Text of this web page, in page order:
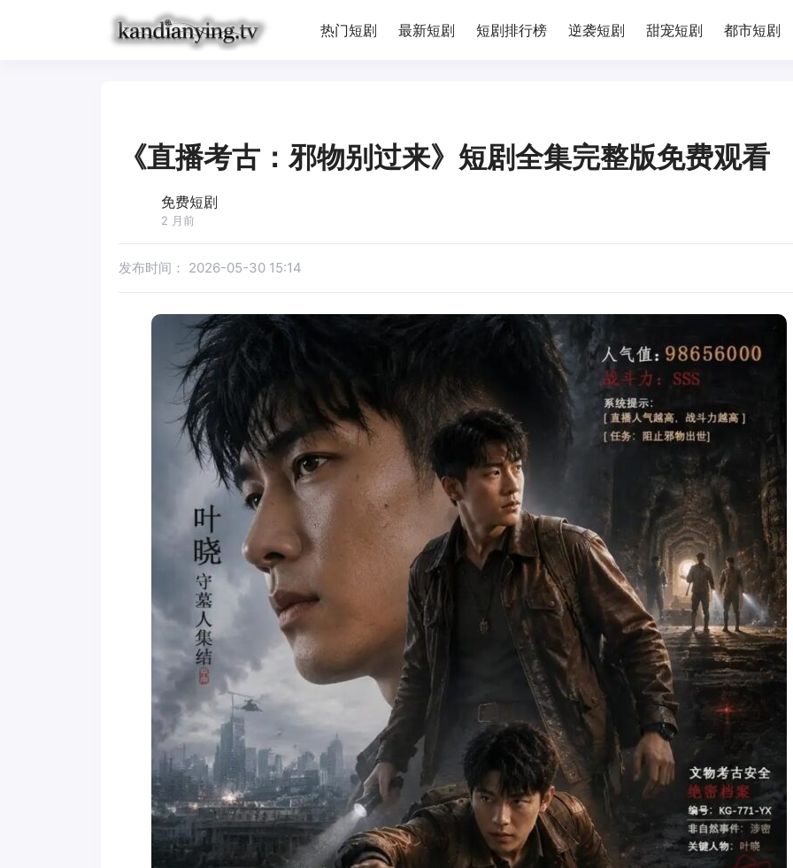
热门短剧 最新短剧 短剧排行榜 逆袭短剧 甜宠短剧 都市短剧
《直播考古：邪物别过来》短剧全集完整版免费观看
免费短剧
2 月前
发布时间： 2026-05-30 15:14